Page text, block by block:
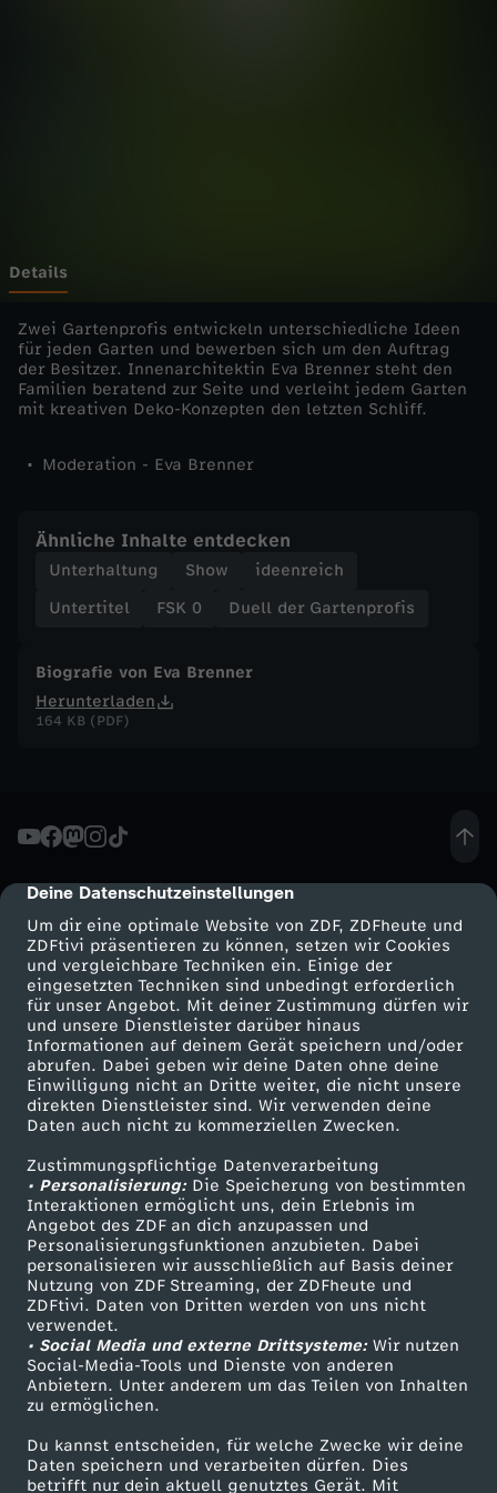
cmp-dialog-description
Deine Datenschutzeinstellungen
Um dir eine optimale Website von ZDF, ZDFheute und
ZDFtivi präsentieren zu können, setzen wir Cookies
und vergleichbare Techniken ein. Einige der
eingesetzten Techniken sind unbedingt erforderlich
für unser Angebot. Mit deiner Zustimmung dürfen wir
und unsere Dienstleister darüber hinaus
Informationen auf deinem Gerät speichern und/oder
abrufen. Dabei geben wir deine Daten ohne deine
Einwilligung nicht an Dritte weiter, die nicht unsere
direkten Dienstleister sind. Wir verwenden deine
Daten auch nicht zu kommerziellen Zwecken.
Zustimmungspflichtige Datenverarbeitung
• Personalisierung:Die Speicherung von bestimmten
Interaktionen ermöglicht uns, dein Erlebnis im
Angebot des ZDF an dich anzupassen und
Personalisierungsfunktionen anzubieten. Dabei
personalisieren wir ausschließlich auf Basis deiner
Nutzung von ZDF Streaming, der ZDFheute und
ZDFtivi. Daten von Dritten werden von uns nicht
verwendet.
• Social Media und externe Drittsysteme:Wir nutzen
Social-Media-Tools und Dienste von anderen
Anbietern. Unter anderem um das Teilen von Inhalten
zu ermöglichen.
Du kannst entscheiden, für welche Zwecke wir deine
Daten speichern und verarbeiten dürfen. Dies
betrifft nur dein aktuell genutztes Gerät. Mit
e
n
p
f
i
-
G
a
r
t
e
n
m
i
t
S
c
Details
Zwei Gartenprofis entwickeln unterschiedliche Ideen
für jeden Garten und bewerben sich um den Auftrag
der Besitzer. Innenarchitektin Eva Brenner steht den
Familien beratend zur Seite und verleiht jedem Garten
mit kreativen Deko-Konzepten den letzten Schliff.
Moderation - Eva Brenner
Ähnliche Inhalte entdecken
Unterhaltung Show
ideenreich
Untertitel
FSK 0 Duell der Gartenprofis
Biografie von Eva Brenner
Herunterladen
164 KB (PDF)
Mehr ZDF
ZDF-Apps
Smart TV
ZDFtext
Livestreams
Sendungen A-Z
TV-Programm
Service
ZDFmitreden
Kontakt zum ZDF
Tickets
Zuschauerservice
Hilfe
ZDF Unternehmen
Karriere
ZDF goes Schule